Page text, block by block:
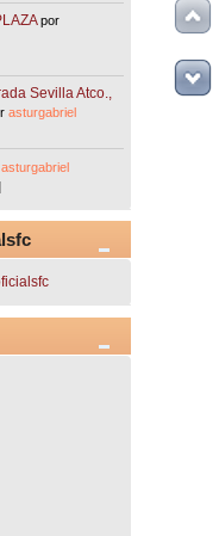
por
Sevilla Atco.,
asturgabriel
asturgabriel